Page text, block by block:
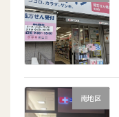
南地区